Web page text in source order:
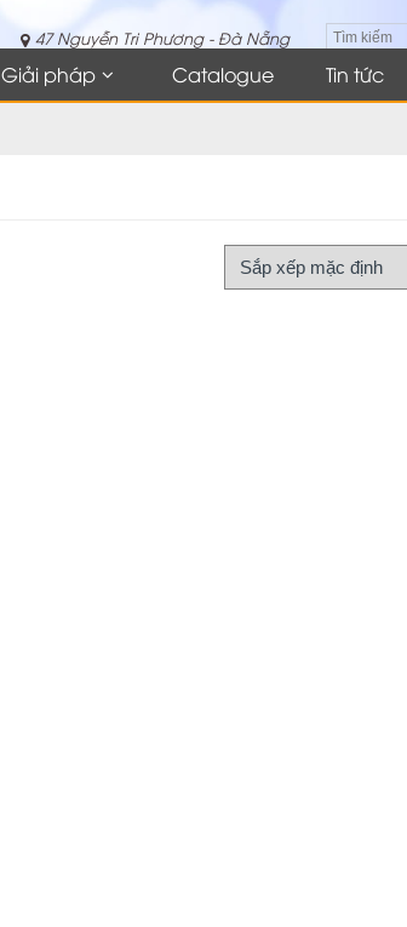
47 Nguyễn Tri Phương - Đà Nẵng
Giải pháp Catalogue Tin tức